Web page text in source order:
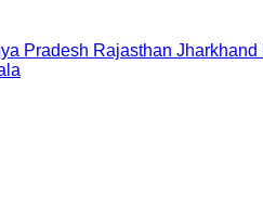
Pradesh Rajasthan Jharkhand